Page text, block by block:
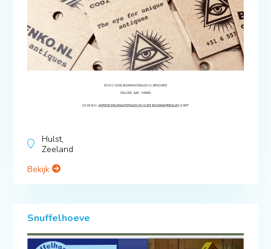
Hulst,
Zeeland
Bekijk
Snuffelhoeve